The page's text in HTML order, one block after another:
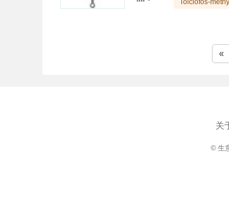
Tolclofos-methyl
«
关
© 生